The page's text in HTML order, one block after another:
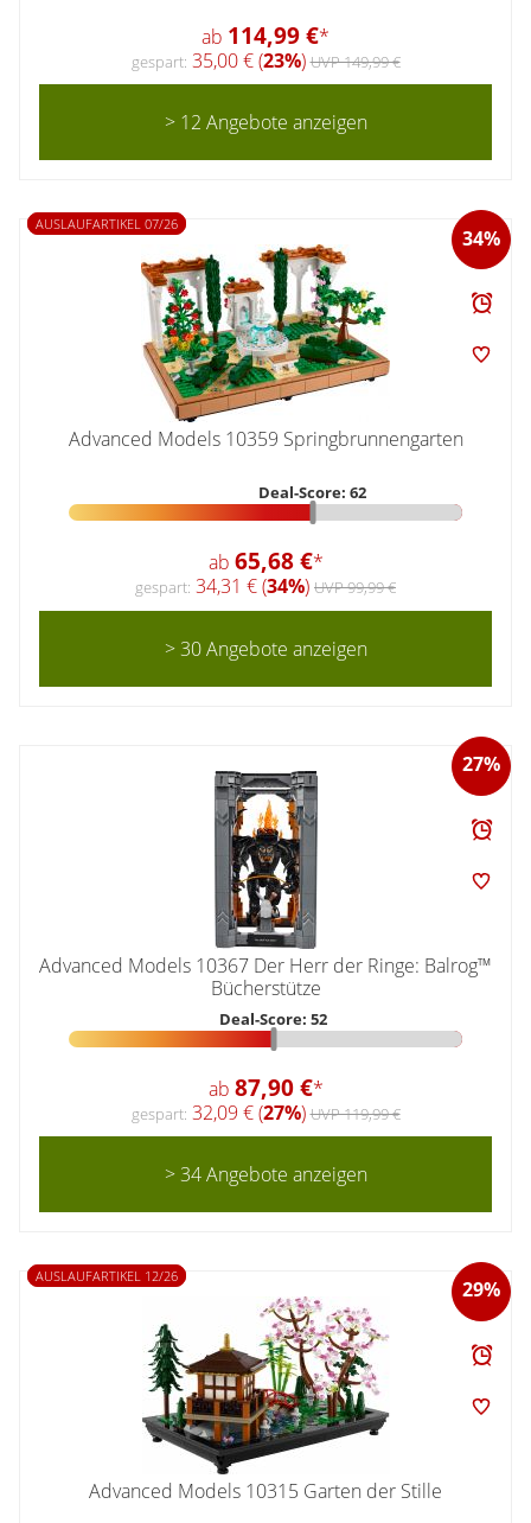
ab 114,99 €*
gespart: 35,00 € (23%)UVP 149,99 €
> 12 Angebote anzeigen
34%
AUSLAUFARTIKEL 07/26
Advanced Models 10359 Springbrunnengarten
Deal-Score: 62
ab 65,68 €*
gespart: 34,31 € (34%) UVP 99,99 €
> 30 Angebote anzeigen
27%
Advanced Models 10367 Der Herr der Ringe: Balrog™
Bücherstütze
Deal-Score: 52
ab 87,90 €*
gespart: 32,09 € (27%)UVP 119,99 €
> 34 Angebote anzeigen
29%
AUSLAUFARTIKEL 12/26
Advanced Models 10315 Garten der Stille